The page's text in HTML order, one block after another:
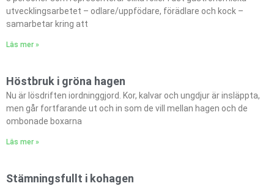
utvecklingsarbetet – odlare/uppfödare, förädlare och kock –
samarbetar kring att
Läs mer »
Höstbruk i gröna hagen
Nu är lösdriften iordninggjord. Kor, kalvar och ungdjur är insläppta,
men går fortfarande ut och in som de vill mellan hagen och de
ombonade boxarna
Läs mer »
Stämningsfullt i kohagen